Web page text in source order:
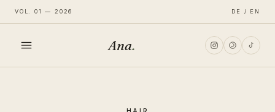
VOL. 01 — 2026 DE / EN
Ana.